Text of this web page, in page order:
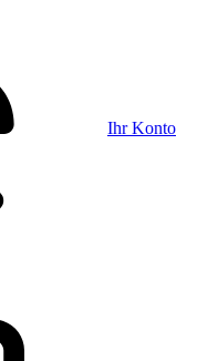
Ihr Konto